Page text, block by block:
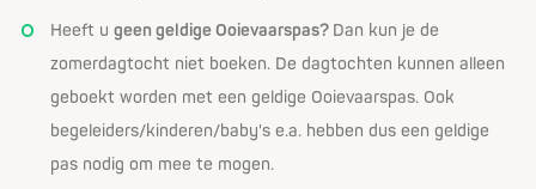
Heeft ugeen geldige Ooievaarspas? Dan kun je de
zomerdagtocht niet boeken. De dagtochten kunnen alleen
geboekt worden met een geldige Ooievaarspas. Ook
begeleiders/kinderen/baby's e.a. hebben dus een geldige
pas nodig om mee te mogen.